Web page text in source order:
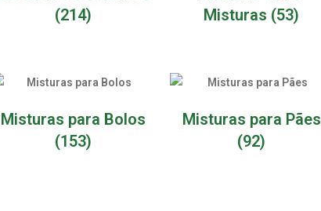
(214)
Misturas (53)
Misturas para Bolos
(153)
Misturas para Pães
(92)